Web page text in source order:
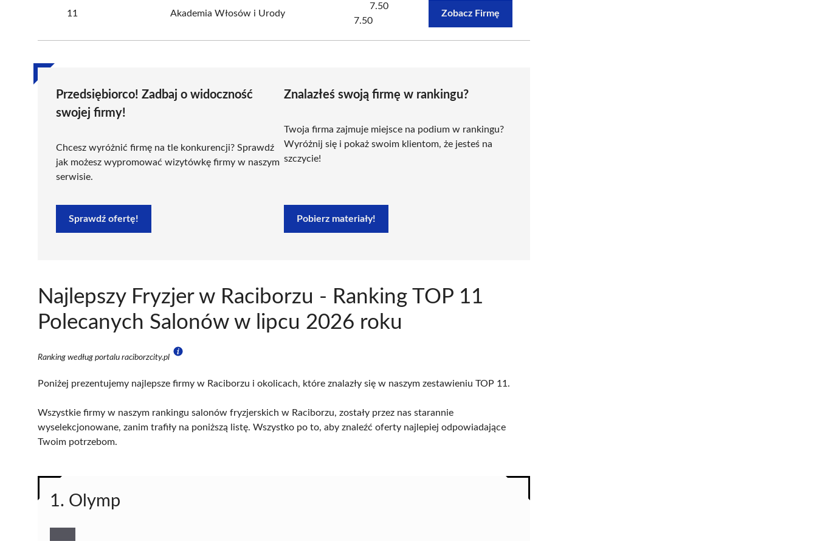
11 Akademia Włosów i Urody
7.50
7.50
Zobacz Firmę
Przedsiębiorco! Zadbaj o widoczność
swojej firmy!
Chcesz wyróżnić firmę na tle konkurencji? Sprawdź
jak możesz wypromować wizytówkę firmy w naszym
serwisie.
Sprawdź ofertę!
Znalazłeś swoją firmę w rankingu?
Twoja firma zajmuje miejsce na podium w rankingu?
Wyróżnij się i pokaż swoim klientom, że jesteś na
szczycie!
Pobierz materiały!
Najlepszy Fryzjer w Raciborzu - Ranking TOP 11
Polecanych Salonów w lipcu 2026 roku
Ranking według portalu raciborzcity.pl
Poniżej prezentujemy najlepsze firmy w Raciborzu i okolicach, które znalazły się w naszym zestawieniu TOP 11.
Wszystkie firmy w naszym rankingu salonów fryzjerskich w Raciborzu, zostały przez nas starannie
wyselekcjonowane, zanim trafiły na poniższą listę. Wszystko po to, aby znaleźć oferty najlepiej odpowiadające
Twoim potrzebom.
1. Olymp